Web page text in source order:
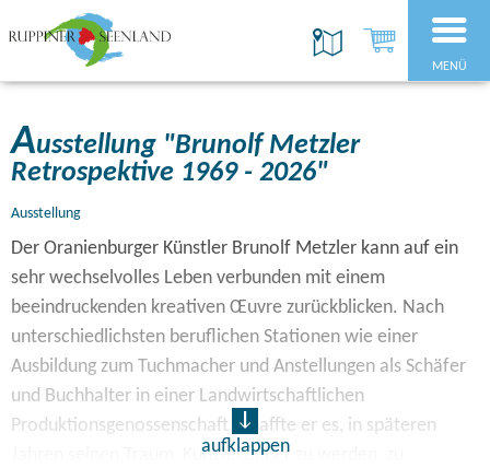
MENÜ
Ausstellung "Brunolf Metzler
Retrospektive 1969 - 2026"
Ausstellung
Der Oranienburger Künstler Brunolf Metzler kann auf ein
sehr wechselvolles Leben verbunden mit einem
beeindruckenden kreativen Œuvre zurückblicken. Nach
unterschiedlichsten beruflichen Stationen wie einer
Ausbildung zum Tuchmacher und Anstellungen als Schäfer
und Buchhalter in einer Landwirtschaftlichen
Produktionsgenossenschaft schaffte er es, in späteren
Jahren seinen Traum, Kunsterzieher zu werden, zu
aufklappen